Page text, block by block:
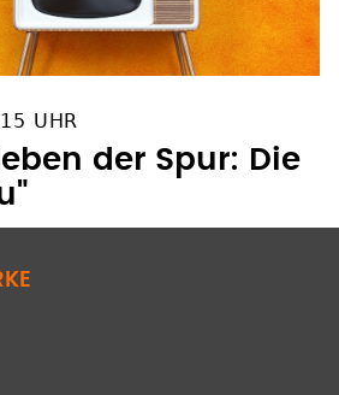
UHR
der Spur: Die